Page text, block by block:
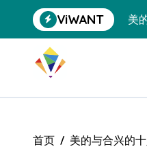
到
ViWANT
美
特
首页 美的与合兴的